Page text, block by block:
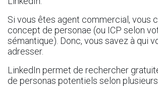
Si vous êtes agent commercial, vous
concept de personae (ou ICP selon
sémantique). Donc, vous savez à qui
adresser.
LinkedIn permet de rechercher
de personas potentiels selon